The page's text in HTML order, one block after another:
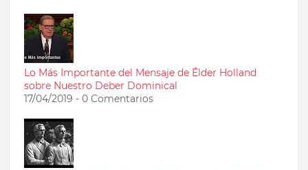
Lo Más Importante del Mensaje de Élder Holland
sobre Nuestro Deber Dominical
17/04/2019 - 0 Comentarios